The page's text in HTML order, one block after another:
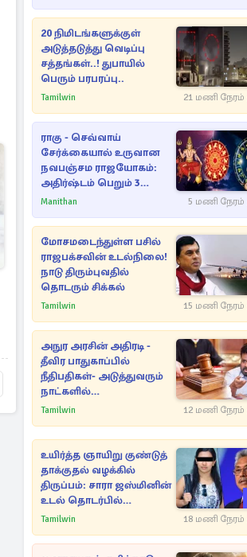
20 நிமிடங்களுக்குள்
அடுத்தடுத்து வெடிப்பு
சத்தங்கள்..! துபாயில்
பெரும் பரபரப்பு..
Tamilwin 21 மணி
ராகு - செவ்வாய்
சேர்க்கையால் உருவான
நவபஞ்சம ராஜயோகம்:
அதிர்ஷ்டம் பெறும் 3
ராசிகள்!
Manithan 5 மணி நேரம்
மோசமடைந்துள்ள பசில்
ராஜபக்சவின் உடல்நிலை!
நாடு திரும்புவதில்
தொடரும் சிக்கல்
Tamilwin 15 மணி
அநுர அரசின் அதிரடி -
தீவிர பாதுகாப்பில்
நீதிபதிகள்- அடுத்துவரும்
நாட்களில்
அம்பலமாகவுள்ள ரகசியம்
Tamilwin 12 மணி
உயிர்த்த ஞாயிறு குண்டுத்
தாக்குதல் வழக்கில்
திருப்பம்: சாரா ஜஸ்மினின்
உடல் தொடர்பில்
நீதிமன்றத்தில் வெளியான
Tamilwin 18 மணி